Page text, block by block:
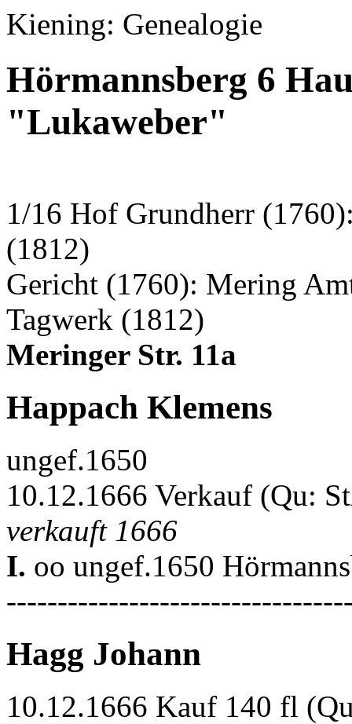
Kiening: Genealogie
Hörmannsberg 6
"Lukaweber"
1/16 Hof Grundherr
(1812)
Gericht (1760): Mering
Tagwerk (1812)
Meringer Str. 11a
Happach Klemens
ungef.1650
10.12.1666 Verkauf (Qu:
verkauft 1666
I. oo ungef.1650
Hagg Johann
10.12.1666 Kauf 140 fl